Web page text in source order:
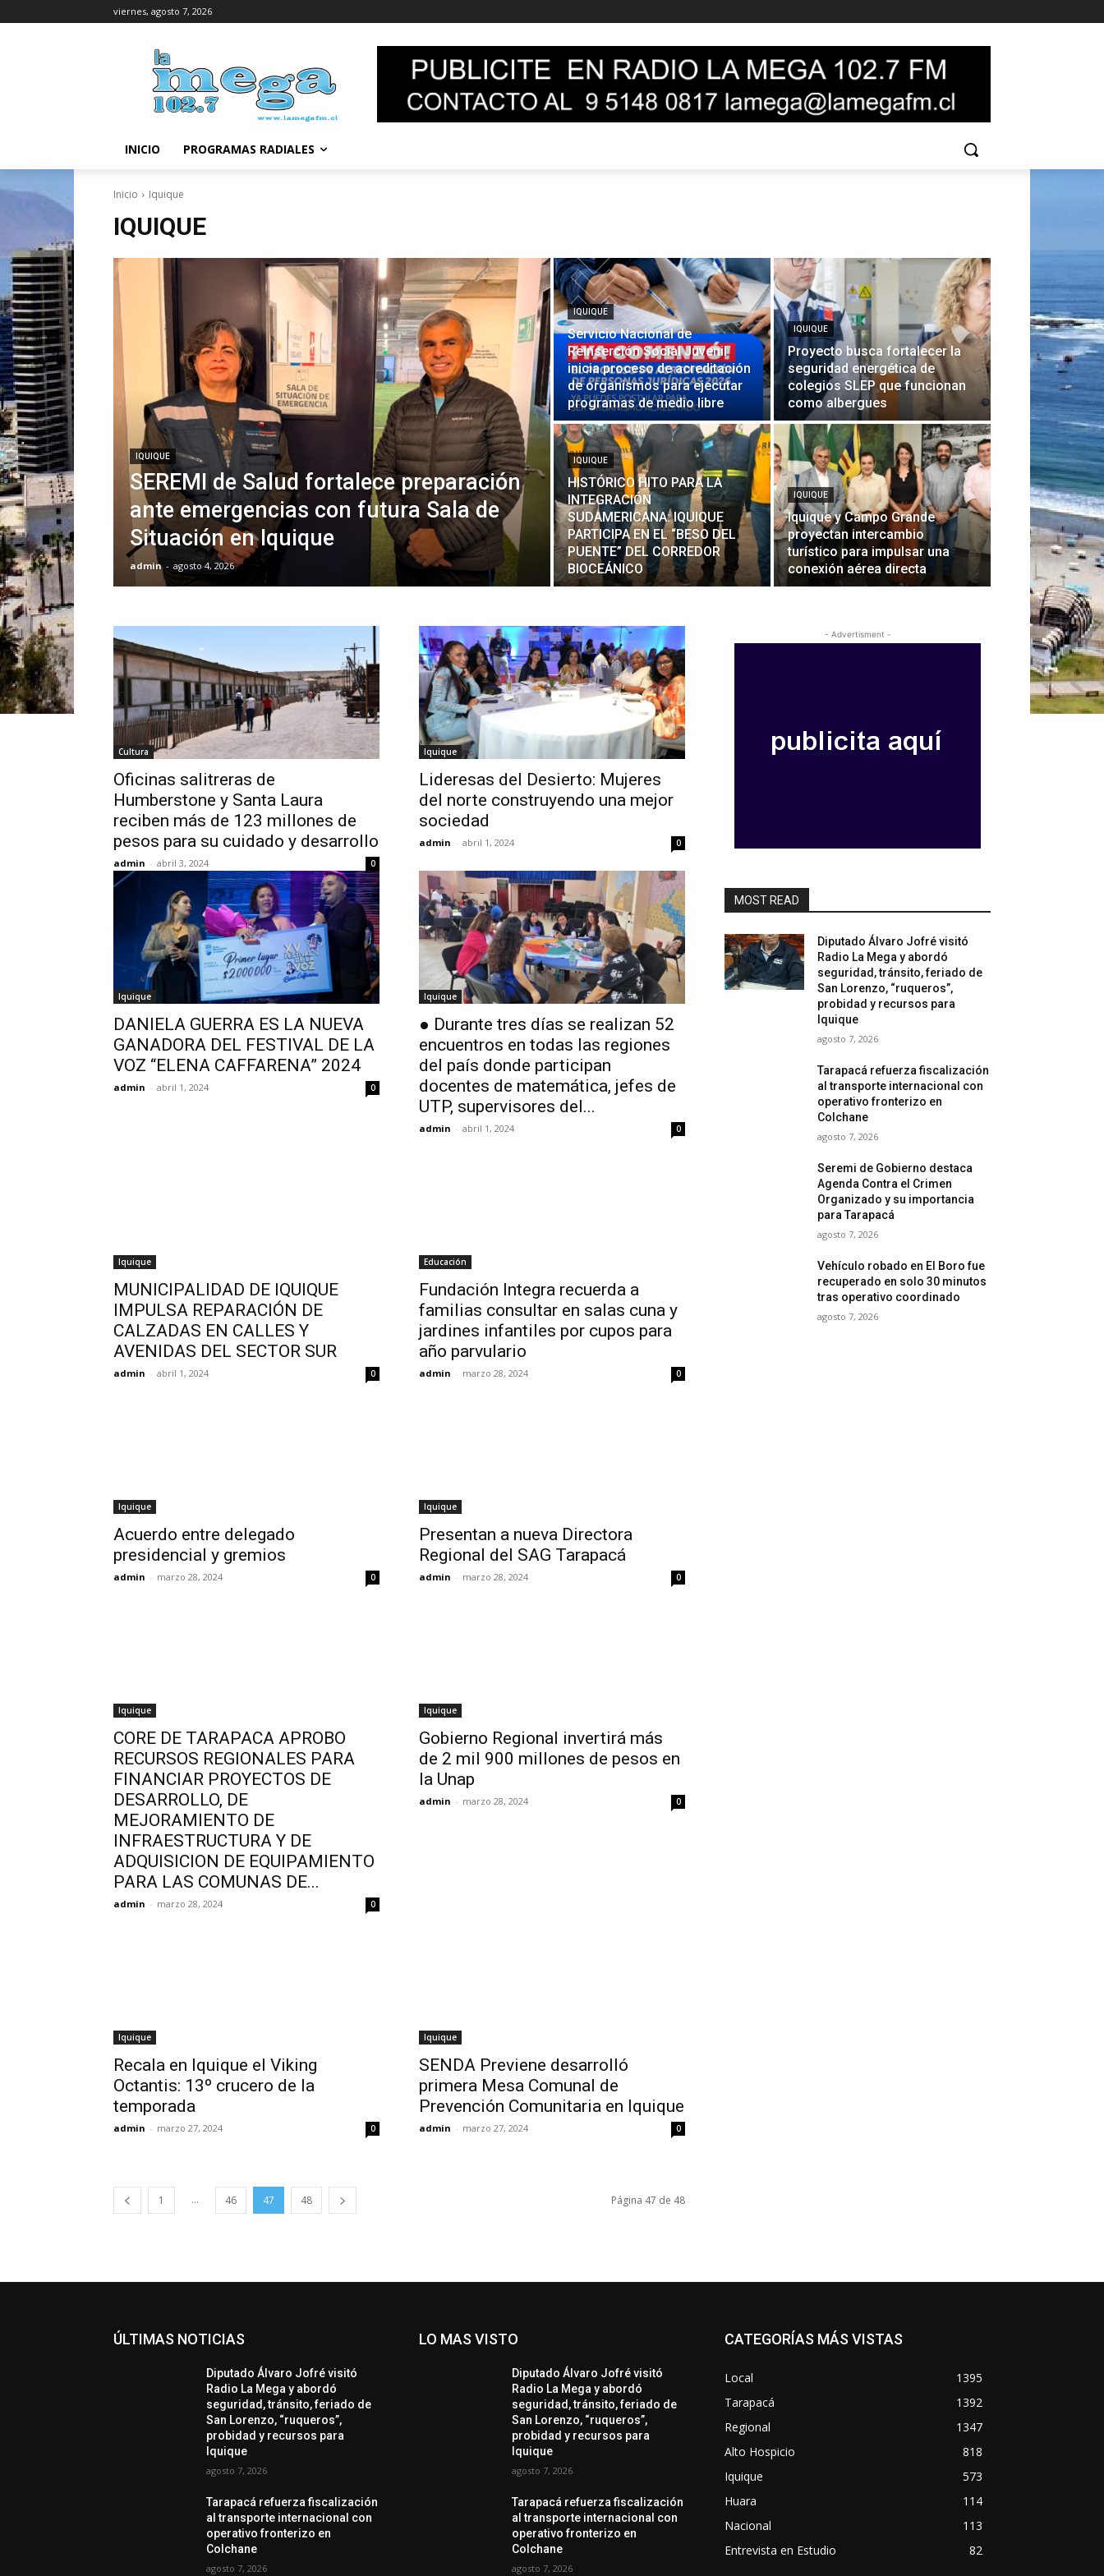
viernes, agosto 7, 2026
INICIO PROGRAMAS RADIALES
Inicio Iquique
IQUIQUE
IQUIQUE
SEREMI de Salud fortalece preparación
ante emergencias con futura Sala de
Situación en Iquique
admin - agosto 4, 2026
IQUIQUE
Servicio Nacional de
Reinserción Social Juvenil
inicia proceso de acreditación
de organismos para ejecutar
programas de medio libre
IQUIQUE
Proyecto busca fortalecer la
seguridad energética de
colegios SLEP que funcionan
como albergues
IQUIQUE
HISTÓRICO HITO PARA LA
INTEGRACIÓN
SUDAMERICANA: IQUIQUE
PARTICIPA EN EL “BESO DEL
PUENTE” DEL CORREDOR
BIOCEÁNICO
IQUIQUE
Iquique y Campo Grande
proyectan intercambio
turístico para impulsar una
conexión aérea directa
Cultura
Oficinas salitreras de
Humberstone y Santa Laura
reciben más de 123 millones de
pesos para su cuidado y desarrollo
admin - abril 3, 2024 0
Iquique
Lideresas del Desierto: Mujeres
del norte construyendo una mejor
sociedad
admin - abril 1, 2024 0
Iquique
DANIELA GUERRA ES LA NUEVA
GANADORA DEL FESTIVAL DE LA
VOZ “ELENA CAFFARENA” 2024
admin - abril 1, 2024 0
Iquique
● Durante tres días se realizan 52
encuentros en todas las regiones
del país donde participan
docentes de matemática, jefes de
UTP, supervisores del...
admin - abril 1, 2024 0
Iquique
MUNICIPALIDAD DE IQUIQUE
IMPULSA REPARACIÓN DE
CALZADAS EN CALLES Y
AVENIDAS DEL SECTOR SUR
admin - abril 1, 2024 0
Educación
Fundación Integra recuerda a
familias consultar en salas cuna y
jardines infantiles por cupos para
año parvulario
admin - marzo 28, 2024 0
Iquique
Acuerdo entre delegado
presidencial y gremios
admin - marzo 28, 2024 0
Iquique
Presentan a nueva Directora
Regional del SAG Tarapacá
admin - marzo 28, 2024 0
Iquique
CORE DE TARAPACA APROBO
RECURSOS REGIONALES PARA
FINANCIAR PROYECTOS DE
DESARROLLO, DE
MEJORAMIENTO DE
INFRAESTRUCTURA Y DE
ADQUISICION DE EQUIPAMIENTO
PARA LAS COMUNAS DE...
admin - marzo 28, 2024 0
Iquique
Gobierno Regional invertirá más
de 2 mil 900 millones de pesos en
la Unap
admin - marzo 28, 2024 0
Iquique
Recala en Iquique el Viking
Octantis: 13º crucero de la
temporada
admin - marzo 27, 2024 0
Iquique
SENDA Previene desarrolló
primera Mesa Comunal de
Prevención Comunitaria en Iquique
admin - marzo 27, 2024 0
1 ... 46 47 48 Página 47 de 48
- Advertisment -
MOST READ
Diputado Álvaro Jofré visitó
Radio La Mega y abordó
seguridad, tránsito, feriado de
San Lorenzo, “ruqueros”,
probidad y recursos para
Iquique
agosto 7, 2026
Tarapacá refuerza fiscalización
al transporte internacional con
operativo fronterizo en
Colchane
agosto 7, 2026
Seremi de Gobierno destaca
Agenda Contra el Crimen
Organizado y su importancia
para Tarapacá
agosto 7, 2026
Vehículo robado en El Boro fue
recuperado en solo 30 minutos
tras operativo coordinado
agosto 7, 2026
ÚLTIMAS NOTICIAS
Diputado Álvaro Jofré visitó
Radio La Mega y abordó
seguridad, tránsito, feriado de
San Lorenzo, “ruqueros”,
probidad y recursos para
Iquique
agosto 7, 2026
Tarapacá refuerza fiscalización
al transporte internacional con
operativo fronterizo en
Colchane
agosto 7, 2026
LO MAS VISTO
Diputado Álvaro Jofré visitó
Radio La Mega y abordó
seguridad, tránsito, feriado de
San Lorenzo, “ruqueros”,
probidad y recursos para
Iquique
agosto 7, 2026
Tarapacá refuerza fiscalización
al transporte internacional con
operativo fronterizo en
Colchane
agosto 7, 2026
CATEGORÍAS MÁS VISTAS
Local
1395
Tarapacá
1392
Regional
1347
Alto Hospicio
818
Iquique
573
Huara
114
Nacional
113
Entrevista en Estudio
82